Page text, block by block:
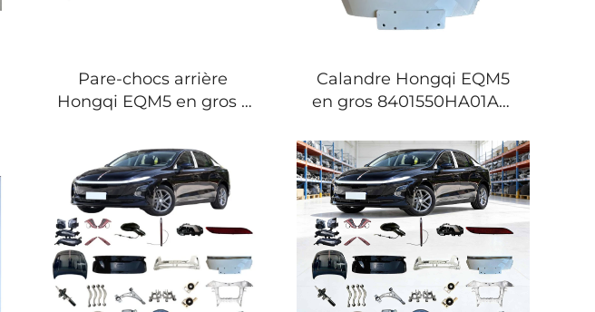
distributeurs de pièces
Pare-chocs arrière
Hongqi EQM5 en gros –
d'usine pour E-QM5
(2022-2026) –
Commandes en vrac
pour ateliers automobiles
et entretien de flottes
Calandre Hongqi EQM5
en gros 8401550HA01AS1
avant direct d'usine pour
E-QM5 (2022-2026) –
Commandes en vrac
pour carrosseries
automobiles et
distributeurs de pièces